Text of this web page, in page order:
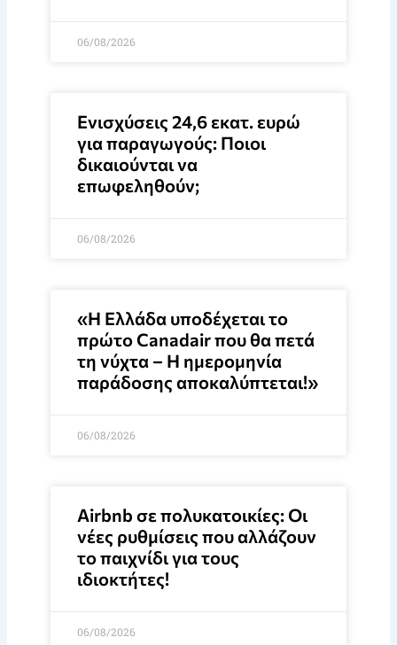
06/08/2026
Ενισχύσεις 24,6 εκατ. ευρώ
για παραγωγούς: Ποιοι
δικαιούνται να
επωφεληθούν;
06/08/2026
«Η Ελλάδα υποδέχεται το
πρώτο Canadair που θα πετά
τη νύχτα – Η ημερομηνία
παράδοσης αποκαλύπτεται!»
06/08/2026
Airbnb σε πολυκατοικίες: Οι
νέες ρυθμίσεις που αλλάζουν
το παιχνίδι για τους
ιδιοκτήτες!
06/08/2026